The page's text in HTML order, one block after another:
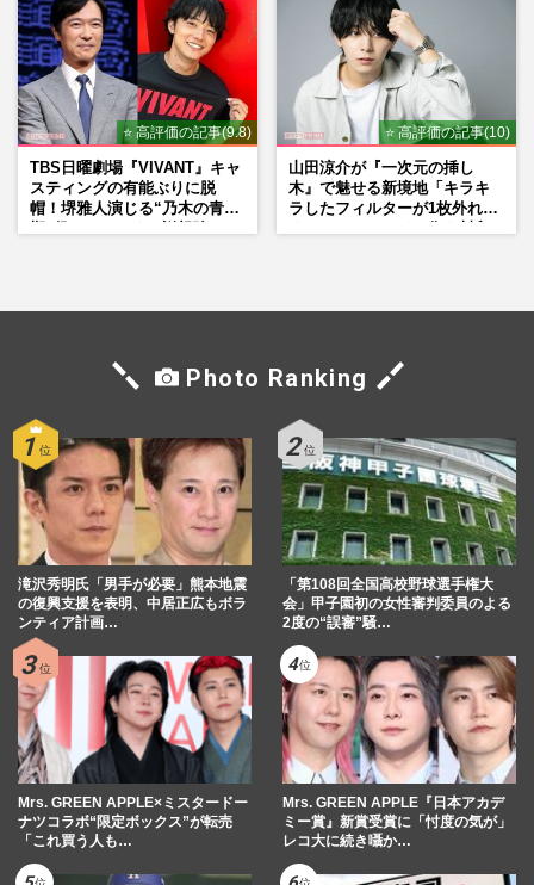
⭐ 高評価の記事(9.8)
TBS日曜劇場『VIVANT』キャ
スティングの有能ぶりに脱
帽！堺雅人演じる“乃木の青年
⭐ 高評価の記事(10)
山田涼介が『一次元の挿し
木』で魅せる新境地「キラキ
ラしたフィルターが1枚外れて
Photo Ranking
滝沢秀明氏「男手が必要」熊本地震
の復興支援を表明、中居正広もボラ
ンティア計画…
「第108回全国高校野球選手権大
会」甲子園初の女性審判委員のよる
2度の“誤審”騒…
Mrs. GREEN APPLE×ミスタードー
ナツコラボ“限定ボックス”が転売
「これ買う人も…
Mrs. GREEN APPLE『日本アカデ
ミー賞』新賞受賞に「忖度の気が」
レコ大に続き囁か…